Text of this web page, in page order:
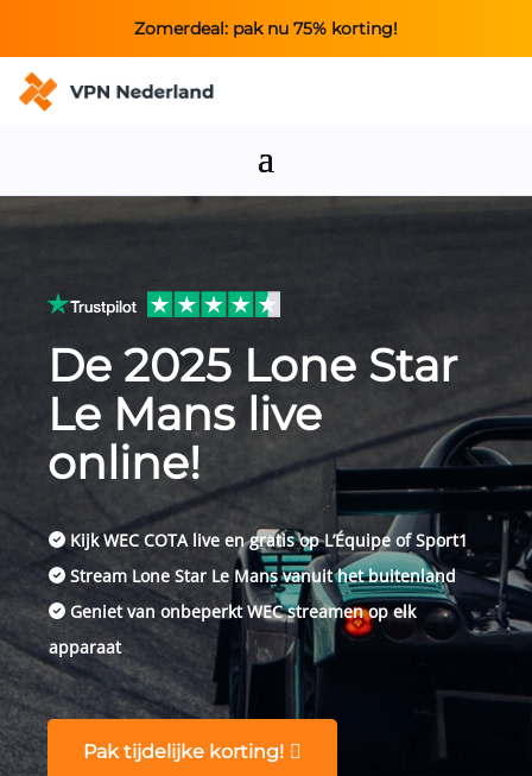
Zomerdeal: pak nu 75% korting!
De 2025 Lone Star
Le Mans live
online!
Kijk WEC COTA live en gratis op L’Équipe of Sport1
Stream Lone Star Le Mans vanuit het buitenland
Geniet van onbeperkt WEC streamen op elk
apparaat
Pak tijdelijke korting!